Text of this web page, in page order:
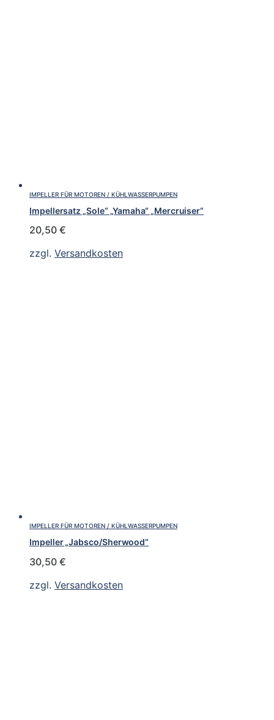
IMPELLER FÜR MOTOREN / KÜHLWASSERPUMPEN
Impellersatz „Sole“ „Yamaha“ „Mercruiser“
20,50 €
zzgl. Versandkosten
IMPELLER FÜR MOTOREN / KÜHLWASSERPUMPEN
Impeller „Jabsco/Sherwood“
30,50 €
zzgl. Versandkosten